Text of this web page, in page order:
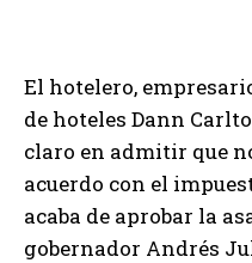
El hotelero,
de hoteles Dann
claro en admitir que
acuerdo con el
acaba de aprobar la
gobernador Andrés